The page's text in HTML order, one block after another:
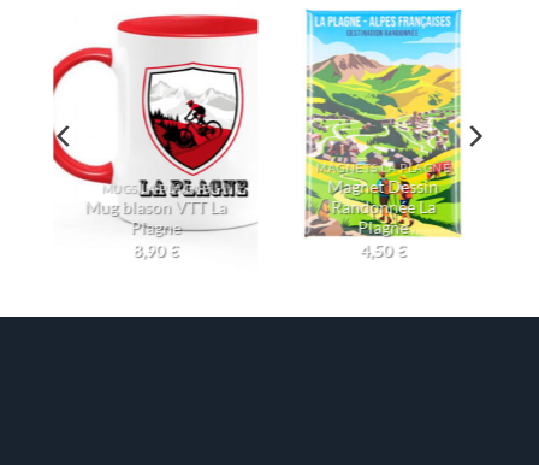
MUGS LA PLAGNE
Mug blason VTT La
Plagne
8,90 €
MAGNETS LA PLAGNE
Magnet Dessin
Randonnée La
Plagne
4,50 €